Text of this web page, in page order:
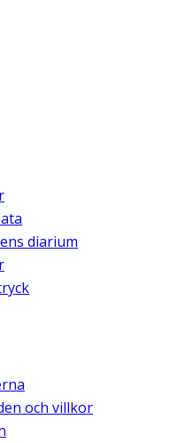
diarium
och villkor